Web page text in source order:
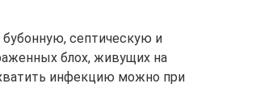
септическую и
блох, живущих на
инфекцию можно при